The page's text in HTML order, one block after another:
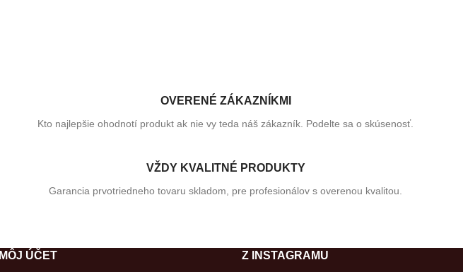
OVERENÉ ZÁKAZNÍKMI
Kto najlepšie ohodnotí produkt ak nie vy teda náš zákazník. Podelte sa o skúsenosť.
VŽDY KVALITNÉ PRODUKTY
Garancia prvotriedneho tovaru skladom, pre profesionálov s overenou kvalitou.
MÔJ ÚČET Z INSTAGRAMU